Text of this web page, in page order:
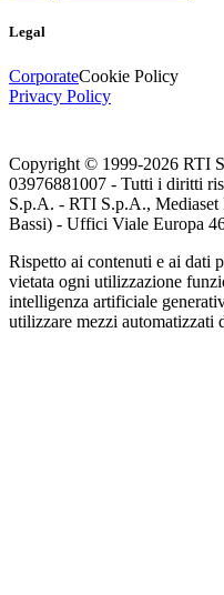
Legal
CorporateCookie Policy
Privacy Policy
Copyright © 1999-2026 RTI
03976881007 - Tutti i diritti
S.p.A. - RTI S.p.A., Mediaset
Bassi) - Uffici Viale Europa
Rispetto ai contenuti e ai dati
vietata ogni utilizzazione
intelligenza artificiale
utilizzare mezzi automatizzati